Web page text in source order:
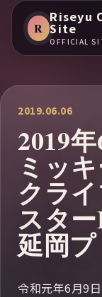
R
Riseyu
Site
OFFICIAL
2019.06.06
2019
ミッ
クラ
スタ
延岡
令和元年6月9